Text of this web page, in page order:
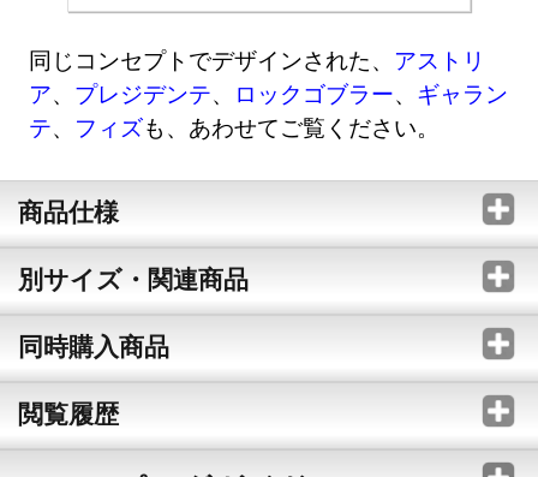
同じコンセプトでデザインされた、 アストリ
ア、 プレジデンテ、 ロックゴブラー、 ギャラン
テ、 フィズも、あわせてご覧ください。
商品仕様
別サイズ・関連商品
同時購入商品
閲覧履歴